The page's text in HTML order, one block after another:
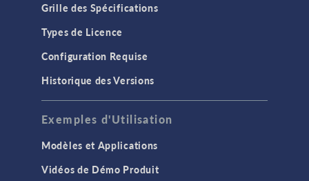
Grille des Spécifications
Types de Licence
Configuration Requise
Historique des Versions
Exemples d'Utilisation
Modèles et Applications
Vidéos de Démo Produit